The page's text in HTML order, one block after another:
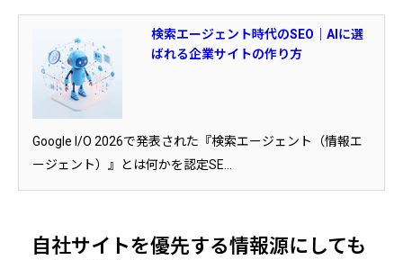
検索エージェント時代のSEO｜AIに選
ばれる企業サイトの作り方
Google I/O 2026で発表された『検索エージェント（情報エ
ージェント）』とは何かを認定SE...
自社サイトを優先する情報源にしても